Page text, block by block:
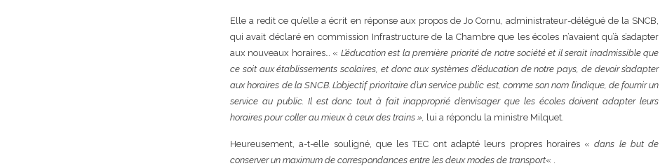
Elle a redit ce qu’elle a écrit en réponse aux propos de Jo Cornu, administrateur-délégué de la SNCB,
qui avait déclaré en commission Infrastructure de la Chambre que les écoles n’avaient qu’à s’adapter
aux nouveaux horaires… « L’éducation est la première priorité de notre société et il serait inadmissible que
ce soit aux établissements scolaires, et donc aux systèmes d’éducation de notre pays, de devoir s’adapter
aux horaires de la SNCB. L’objectif prioritaire d’un service public est, comme son nom l’indique, de fournir un
service au public. Il est donc tout à fait inapproprié d’envisager que les écoles doivent adapter leurs
horaires pour coller au mieux à ceux des trains », lui a répondu la ministre Milquet.
Heureusement, a-t-elle souligné, que les TEC ont adapté leurs propres horaires «dans le but de
conserver un maximum de correspondances entre les deux modes de transport« .